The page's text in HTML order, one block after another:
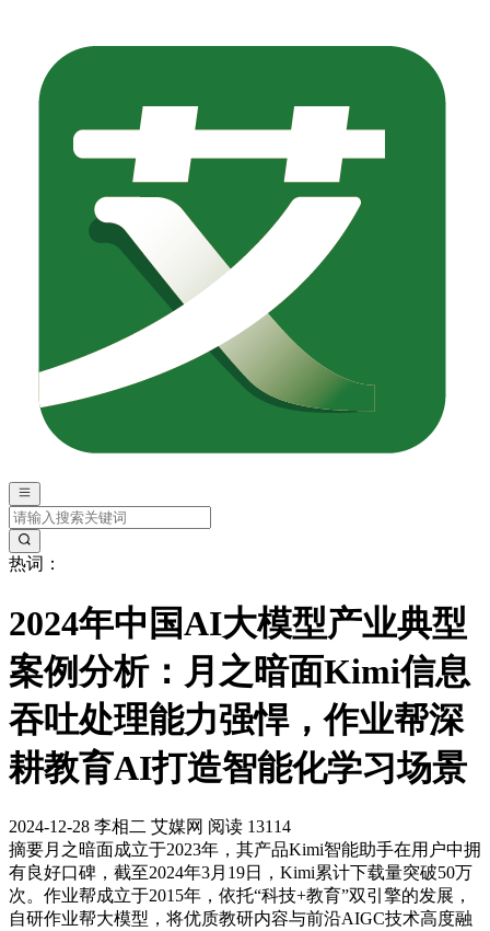
热词：
2024年中国AI大模型产业典型
案例分析：月之暗面Kimi信息
吞吐处理能力强悍，作业帮深
耕教育AI打造智能化学习场景
2024-12-28 李相二 艾媒网 阅读 13114
摘要月之暗面成立于2023年，其产品Kimi智能助手在用户中拥
有良好口碑，截至2024年3月19日，Kimi累计下载量突破50万
次。作业帮成立于2015年，依托“科技+教育”双引擎的发展，
自研作业帮大模型，将优质教研内容与前沿AIGC技术高度融